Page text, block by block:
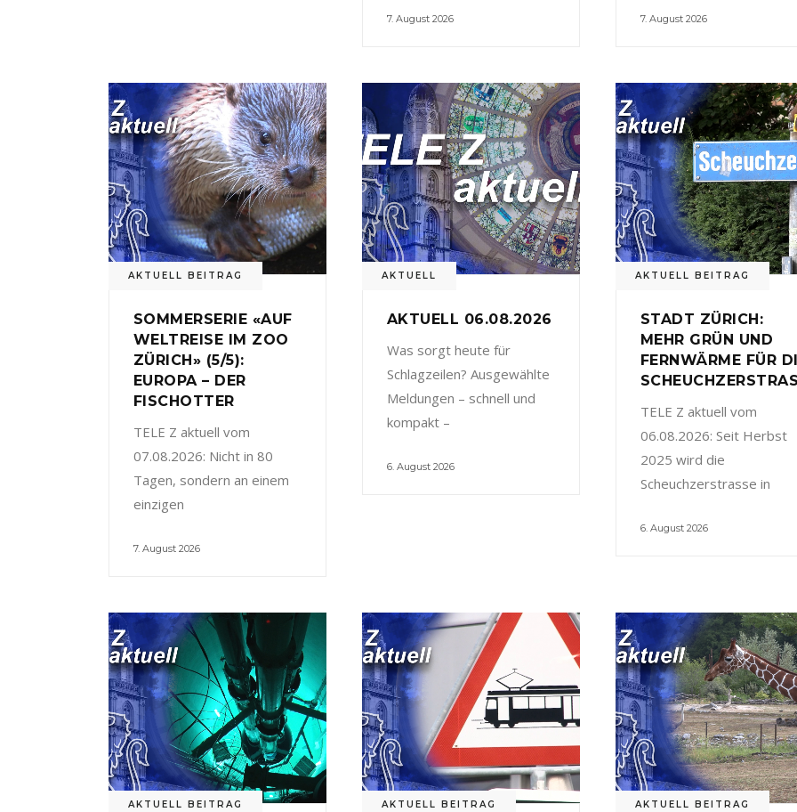
7. August 2026 7. August 2026
AKTUELL BEITRAG
SOMMERSERIE «AUF
WELTREISE IM ZOO
ZÜRICH» (5/5):
EUROPA – DER
FISCHOTTER
TELE Z aktuell vom
07.08.2026: Nicht in 80
Tagen, sondern an einem
einzigen
7. August 2026
AKTUELL
AKTUELL 06.08.2026
Was sorgt heute für
Schlagzeilen? Ausgewählte
Meldungen – schnell und
kompakt –
6. August 2026
AKTUELL BEITRAG
STADT ZÜRICH:
MEHR GRÜN UND
FERNWÄRME FÜR
TELE Z aktuell vom
06.08.2026: Seit Herbst
2025 wird die
Scheuchzerstrasse in
6. August 2026
AKTUELL BEITRAG AKTUELL BEITRAG AKTUELL BEITRAG